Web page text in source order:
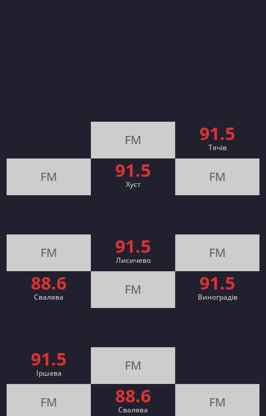
FM 91.5
Тячів
FM 91.5
Хуст FM
FM 91.5
Лисичево FM
88.6
Свалява FM 91.5
Виноградів
91.5
Іршава FM
FM 88.6
Cвалява FM